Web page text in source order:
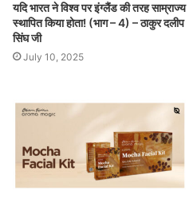
यदि भारत ने विश्व पर इंग्लैंड की तरह साम्राज्य
स्थापित किया होता! (भाग – 4) – ठाकुर दलीप
सिंघ जी
July 10, 2025